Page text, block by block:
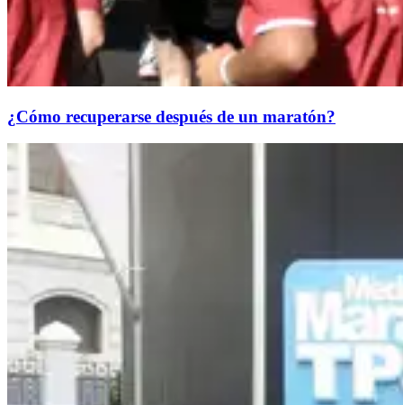
¿Cómo recuperarse después de un maratón?